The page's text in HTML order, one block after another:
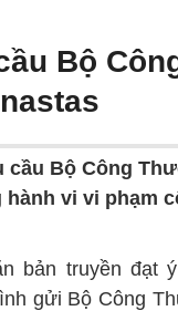
Bộ
Bộ Công
vi vi phạm
bản truyền đạt
gửi Bộ Công